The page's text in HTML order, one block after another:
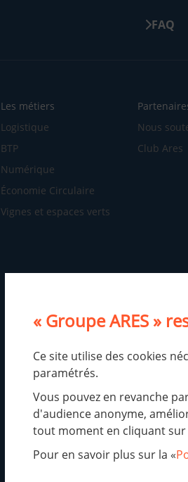
FAQ
Les métiers
Logistique
BTP
Numérique
Économie Circulaire
Vignes et espaces verts
Nous
Club Ares
« Groupe ARES »
Ce site utilise des cookies
paramétrés.
Vous pouvez en revanche
d'audience anonyme,
tout moment en cliquant sur
Pour en savoir plus sur la «